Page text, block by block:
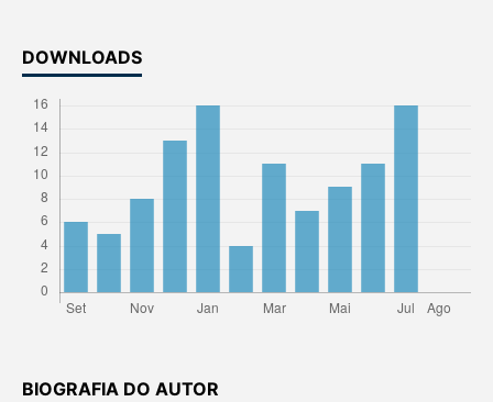
DOWNLOADS
BIOGRAFIA DO AUTOR